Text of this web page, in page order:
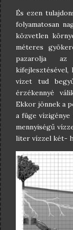
És ezen
folyamatosan
közvetlen
méteres
pazarolja az
vizet tud
érzékennyé
Ekkor jönnek a
a füge
mennyiségű
liter vízzel két-